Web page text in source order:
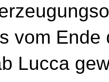
vom Ende
Lucca